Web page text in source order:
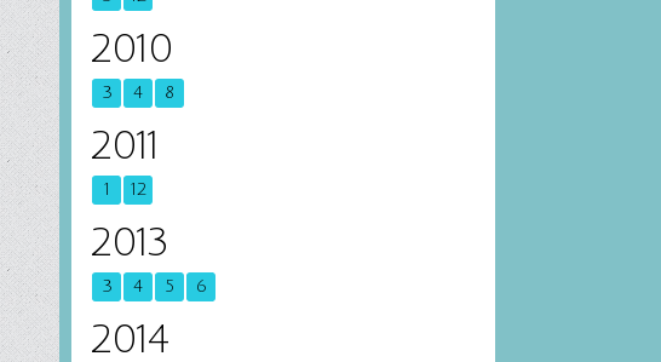
2010
3 4 8
2011
1 12
2013
3 4 5 6
2014